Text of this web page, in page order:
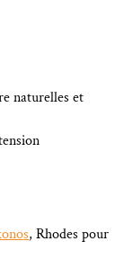
naturelles et
, Rhodes pour